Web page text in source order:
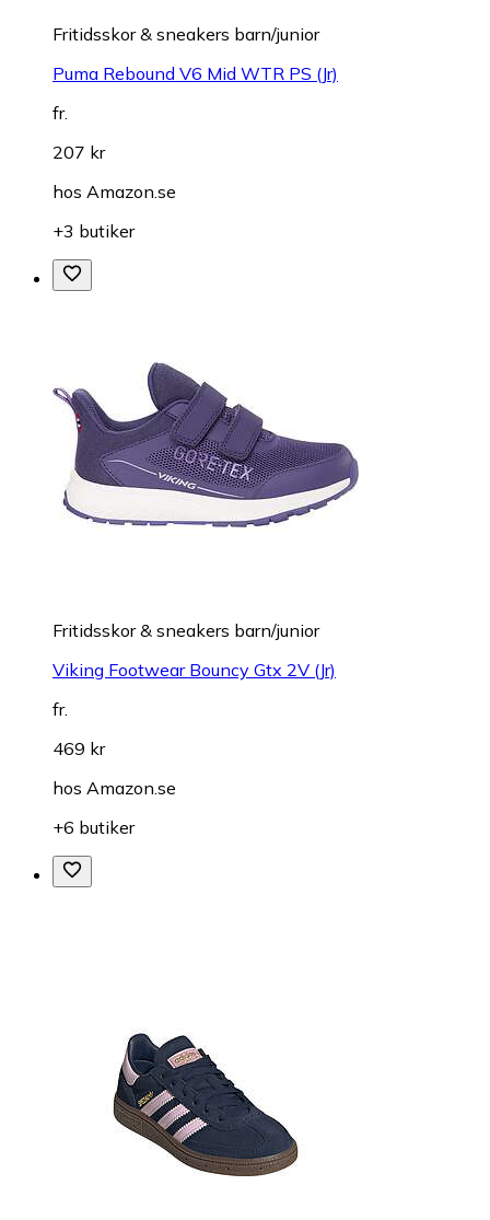
Fritidsskor & sneakers barn/junior
Puma Rebound V6 Mid WTR PS (Jr)
fr.
207 kr
hos Amazon.se
+3 butiker
Fritidsskor & sneakers barn/junior
Viking Footwear Bouncy Gtx 2V (Jr)
fr.
469 kr
hos Amazon.se
+6 butiker